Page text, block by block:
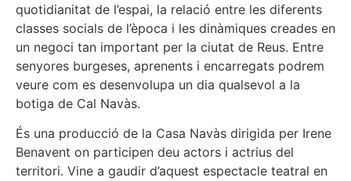
quotidianitat de l’espai, la relació entre les diferents
classes socials de l’època i les dinàmiques creades en
un negoci tan important per la ciutat de Reus. Entre
senyores burgeses, aprenents i encarregats podrem
veure com es desenvolupa un dia qualsevol a la
botiga de Cal Navàs.
És una producció de la Casa Navàs dirigida per Irene
Benavent on participen deu actors i actrius del
territori. Vine a gaudir d’aquest espectacle teatral en